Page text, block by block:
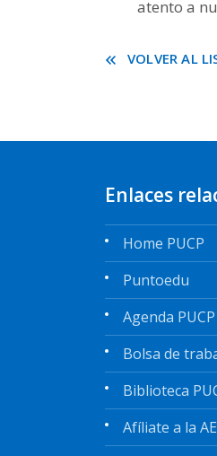
atento a
VOLVER AL
Enlaces
Home PUCP
Puntoedu
Agenda PUCP
Bolsa de
Biblioteca
Afíliate a la